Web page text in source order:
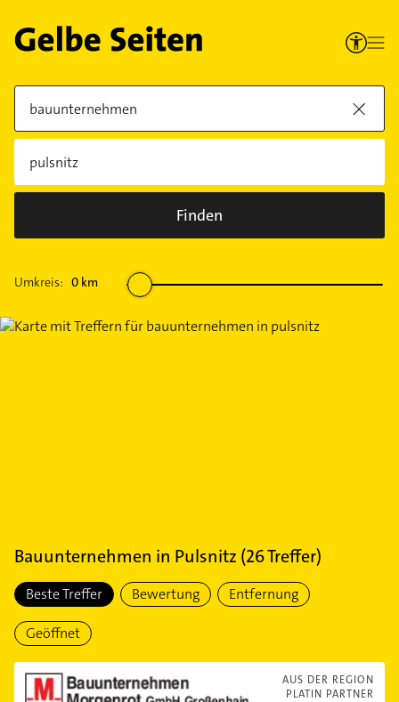
Finden
Umkreis: 0 km
Bauunternehmen in Pulsnitz (26Treffer)
Beste Treffer Bewertung Entfernung
Geöffnet
AUS DER REGION
PLATIN PARTNER